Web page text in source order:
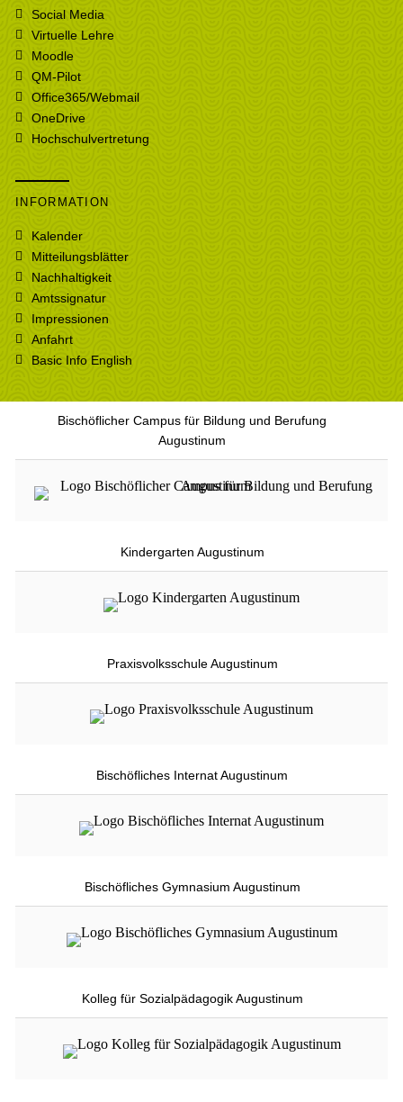
Social Media
Virtuelle Lehre
Moodle
QM-Pilot
Office365/Webmail
OneDrive
Hochschulvertretung
INFORMATION
Kalender
Mitteilungsblätter
Nachhaltigkeit
Amtssignatur
Impressionen
Anfahrt
Basic Info English
Bischöflicher Campus für Bildung und Berufung
Augustinum
Kindergarten Augustinum
Praxisvolksschule Augustinum
Bischöfliches Internat Augustinum
Bischöfliches Gymnasium Augustinum
Kolleg für Sozialpädagogik Augustinum